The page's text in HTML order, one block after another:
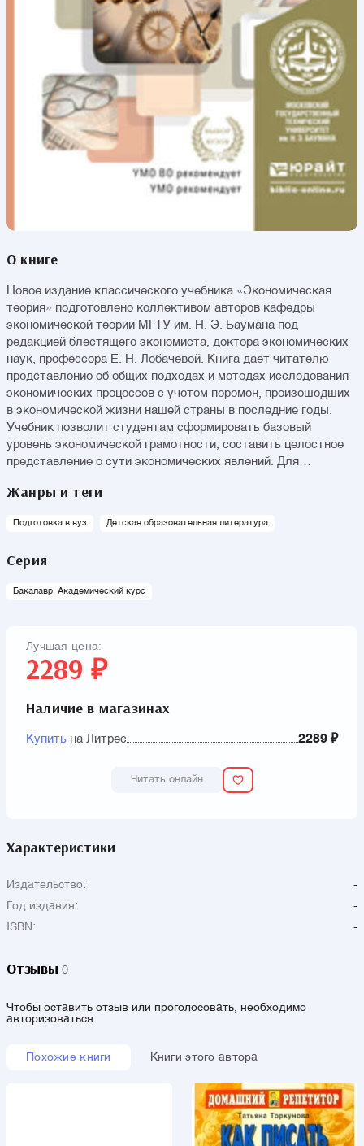
О книге
Новое издание классического учебника «Экономическая
теория» подготовлено коллективом авторов кафедры
экономической теории МГТУ им. Н. Э. Баумана под
редакцией блестящего экономиста, доктора экономических
наук, профессора Е. Н. Лобачевой. Книга дает читателю
представление об общих подходах и методах исследования
экономических процессов с учетом перемен, произошедших
в экономической жизни нашей страны в последние годы.
Учебник позволит студентам сформировать базовый
уровень экономической грамотности, составить целостное
представление о сути экономических явлений. Для
темы рефератов, основная и дополнительная литература.
Жанры и теги
Подготовка в вуз Детская образовательная литература
Серия
Бакалавр. Академический курс
Лучшая цена:
2289 ₽
Наличие в магазинах
Купить на Литрес 2289 ₽
Читать онлайн
Характеристики
Издательство:
-
Год издания:
-
ISBN:
-
Отзывы 0
Чтобы оставить отзыв или проголосовать, необходимо
авторизоваться
Похожие книги Книги этого автора